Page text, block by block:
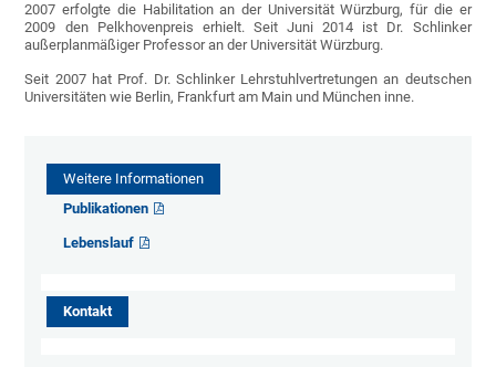
2007 erfolgte die Habilitation an der Universität Würzburg, für die er
2009 den Pelkhovenpreis erhielt. Seit Juni 2014 ist Dr. Schlinker
außerplanmäßiger Professor an der Universität Würzburg.
Seit 2007 hat Prof. Dr. Schlinker Lehrstuhlvertretungen an deutschen
Universitäten wie Berlin, Frankfurt am Main und München inne.
Weitere Informationen
Publikationen
Lebenslauf
Kontakt